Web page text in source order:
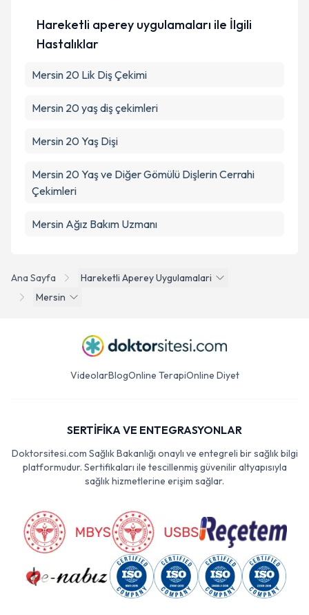
Ana Sayfa
Hareketli Aperey Uygulamalari
Mersin
Hareketli aperey uygulamaları ile İlgili
Hastalıklar
Mersin 20 Lik Diş Çekimi
Mersin 20 yaş diş çekimleri
Mersin 20 Yaş Dişi
Mersin 20 Yaş ve Diğer Gömülü Dişlerin Cerrahi
Çekimleri
Mersin Ağız Bakım Uzmanı
VideolarBlogOnline TerapiOnline Diyet
SERTİFİKA VE ENTEGRASYONLAR
Doktorsitesi.com Sağlık Bakanlığı onaylı ve entegreli bir sağlık bilgi
platformudur. Sertifikaları ile tescillenmiş güvenilir altyapısıyla
sağlık hizmetlerine erişim sağlar.